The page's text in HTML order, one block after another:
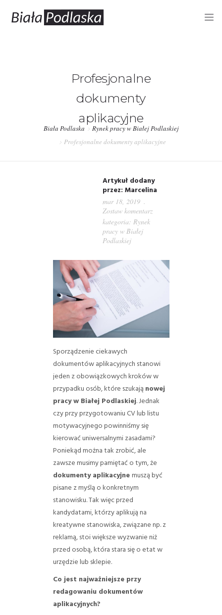
Profesjonalne
dokumenty
aplikacyjne
Biała Podlaska
Rynek pracy w Białej Podlaskiej
Profesjonalne dokumenty aplikacyjne
Artykuł dodany
przez: Marcelina
mar 18, 2019
Zostaw komentarz
kategoria: Rynek
pracy w Białej
Podlaskiej
Sporządzenie ciekawych
dokumentów aplikacyjnych stanowi
jeden z obowiązkowych kroków w
przypadku osób, które szukająnowej
pracy w Białej Podlaskiej. Jednak
czy przy przygotowaniu CV lub listu
motywacyjnego powinniśmy się
kierować uniwersalnymi zasadami?
Poniekąd można tak zrobić, ale
zawsze musimy pamiętać o tym, że
dokumenty aplikacyjnemuszą być
pisane z myślą o konkretnym
stanowisku. Tak więc przed
kandydatami, którzy aplikują na
kreatywne stanowiska, związane np. z
reklamą, stoi większe wyzwanie niż
przed osobą, która stara się o etat w
urzędzie lub sklepie.
Co jest najważniejsze przy
redagowaniu dokumentów
aplikacyjnych?